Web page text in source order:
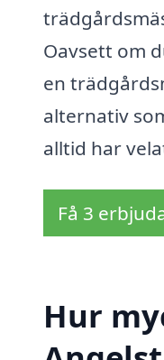
Oavsett om
en
alternativ
alltid har
Få 3
Hur